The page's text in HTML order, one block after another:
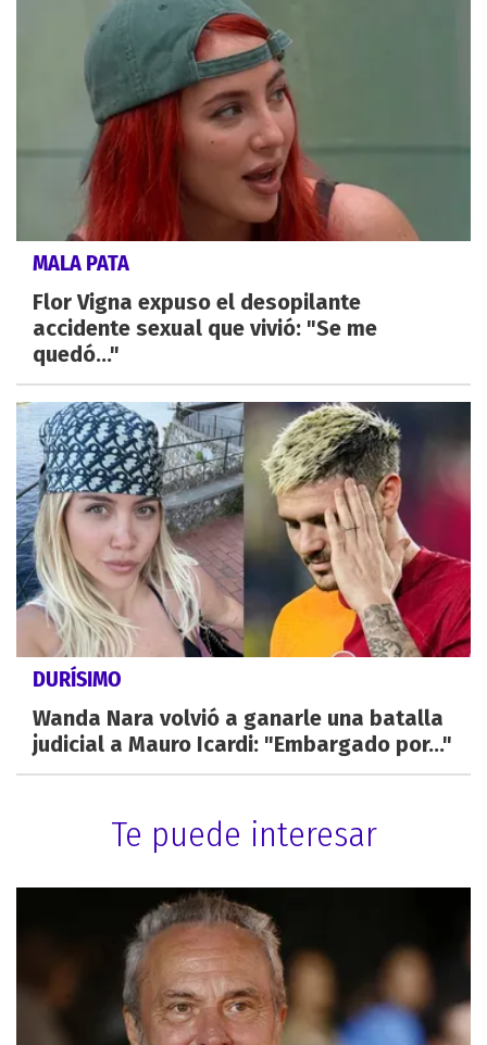
MALA PATA
Flor Vigna expuso el desopilante
accidente sexual que vivió: "Se me
quedó..."
DURÍSIMO
Wanda Nara volvió a ganarle una batalla
judicial a Mauro Icardi: "Embargado por..."
Te puede interesar